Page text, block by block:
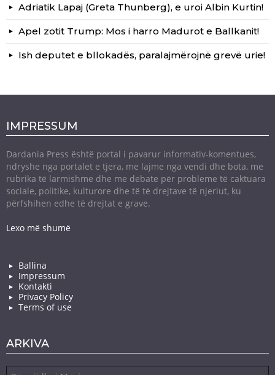
Adriatik Lapaj (Greta Thunberg), e uroi Albin Kurtin!
Apel zotit Trump: Mos i harro Madurot e Ballkanit!
Ish deputet e bllokadës, paralajmërojnë grevë urie!
IMPRESSUM
Dardania Press është portal i pavarur informativ-komentues,
ndryshe nga portalet e tjera, me lajme nga vendi dhe bota, me
rubrika të larmishme dhe me debate për probleme të caktuara
sociale, politike, kulturore dhe të të drejtave të njeriut, ku
përfshihen edhe të drejtat e grave.
Lexo më shumë
Ballina
Impressum
Kontakti
Privacy Policy
Terms of use
ARKIVA